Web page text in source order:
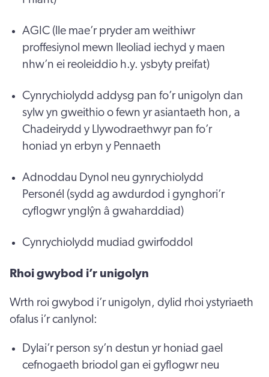
AGIC (lle mae’r pryder am weithiwr
proffesiynol mewn lleoliad iechyd y maen
nhw’n ei reoleiddio h.y. ysbyty preifat)
Cynrychiolydd addysg pan fo’r unigolyn dan
sylw yn gweithio o fewn yr asiantaeth hon, a
Chadeirydd y Llywodraethwyr pan fo’r
honiad yn erbyn y Pennaeth
Adnoddau Dynol neu gynrychiolydd
Personél (sydd ag awdurdod i gynghori’r
cyflogwr ynglŷn â gwaharddiad)
Cynrychiolydd mudiad gwirfoddol
Rhoi gwybod i’r unigolyn
Wrth roi gwybod i’r unigolyn, dylid rhoi ystyriaeth
ofalus i’r canlynol:
Dylai’r person sy’n destun yr honiad gael
cefnogaeth briodol gan ei gyflogwr neu